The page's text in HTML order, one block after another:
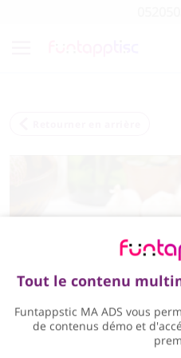
Tout le contenu
Funtappstic MA ADS vous
de contenus démo et